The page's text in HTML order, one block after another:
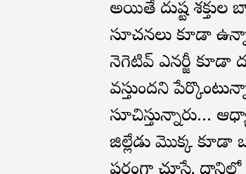
అయితే దుష్ట శక్తుల
సూచనలు కూడా
నెగెటివ్ ఎనర్జీ కూడా
వస్తుందని
సూచిస్తున్నారు…
జిల్లేడు మొక్క కూడా